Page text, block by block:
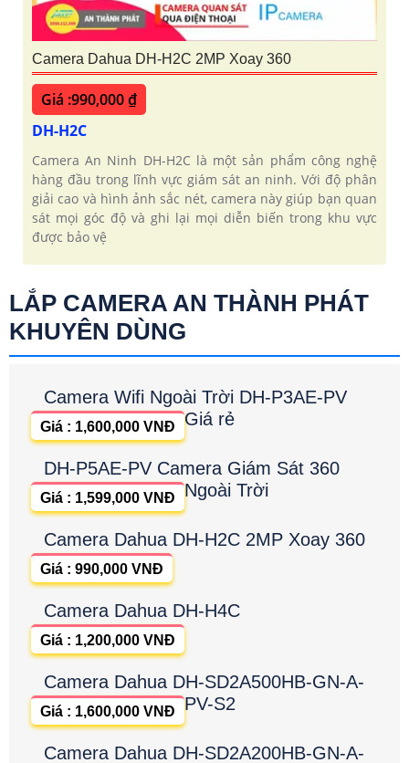
Camera Dahua DH-H2C 2MP Xoay 360
Giá :990,000 ₫
DH-H2C
Camera An Ninh DH-H2C là một sản phẩm công nghệ
hàng đầu trong lĩnh vực giám sát an ninh. Với độ phân
giải cao và hình ảnh sắc nét, camera này giúp bạn quan
sát mọi góc độ và ghi lại mọi diễn biến trong khu vực
được bảo vệ
LẮP CAMERA AN THÀNH PHÁT
KHUYÊN DÙNG
Camera Wifi Ngoài Trời DH-P3AE-PV
Giá rẻ
Giá : 1,600,000 VNĐ
DH-P5AE-PV Camera Giám Sát 360
Ngoài Trời
Giá : 1,599,000 VNĐ
Camera Dahua DH-H2C 2MP Xoay 360
Giá : 990,000 VNĐ
Camera Dahua DH-H4C
Giá : 1,200,000 VNĐ
Camera Dahua DH-SD2A500HB-GN-A-
PV-S2
Giá : 1,600,000 VNĐ
Camera Dahua DH-SD2A200HB-GN-A-